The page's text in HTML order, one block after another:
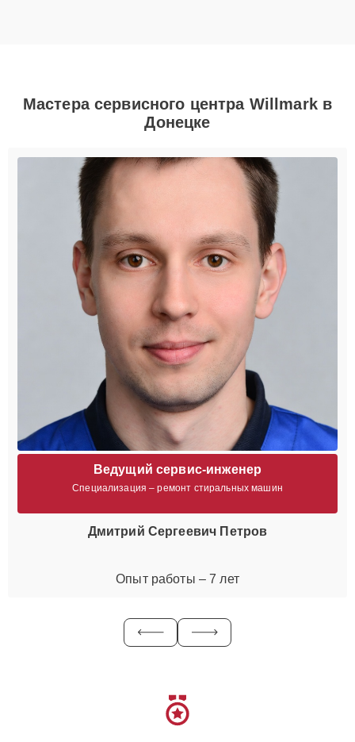
Мастера сервисного центра Willmark в
Донецке
Ведущий сервис-инженер
Специализация – ремонт стиральных машин
Дмитрий Сергеевич Петров
Опыт работы – 7 лет